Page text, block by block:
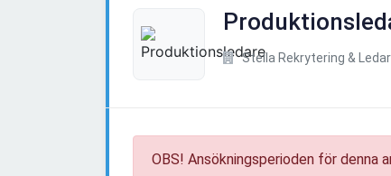
Stella Rekrytering &
OBS! Ansökningsperioden för denna